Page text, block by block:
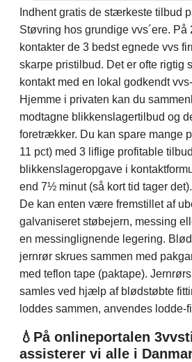
Indhent gratis de stærkeste tilbud
Støvring hos grundige vvs´ere. På
kontakter de 3 bedst egnede vvs
skarpe pristilbud. Det er ofte rigtig
kontakt med en lokal godkendt
Hjemme i privaten kan du
modtagne blikkenslagertilbud og
foretrækker. Du kan spare mange
11 pct) med 3 liflige profitable
blikkenslageropgave i
end 7½ minut (så kort tid tager det).
De kan enten være fremstillet af
galvaniseret støbejern, messing
en messinglignende legering.
jernrør skrues sammen med
med teflon tape (paktape).
samles ved hjælp af blødstøbte
loddes sammen, anvendes lodde-
💧På onlineportalen
assisterer vi alle i